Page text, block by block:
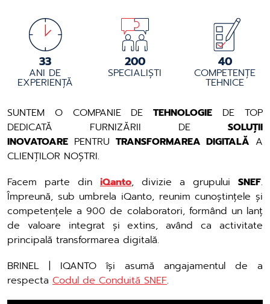
33
ANI DE
EXPERIENȚĂ
200
SPECIALIȘTI
40
COMPETENȚE
TEHNICE
SUNTEM O COMPANIE DETEHNOLOGIE DE TOP
DEDICATĂ FURNIZĂRII DE SOLUȚII
INOVATOARE PENTRU TRANSFORMAREA DIGITALĂ A
CLIENȚILOR NOȘTRI.
Facem parte din iQanto, divizie a grupului SNEF.
Împreună, sub umbrela iQanto, reunim cunoștințele și
competențele a 900 de colaboratori, formând un lanț
de valoare integrat și extins, având ca activitate
principală transformarea digitală.
BRINEL | IQANTO își asumă angajamentul de a
respecta Codul de Conduită SNEF.